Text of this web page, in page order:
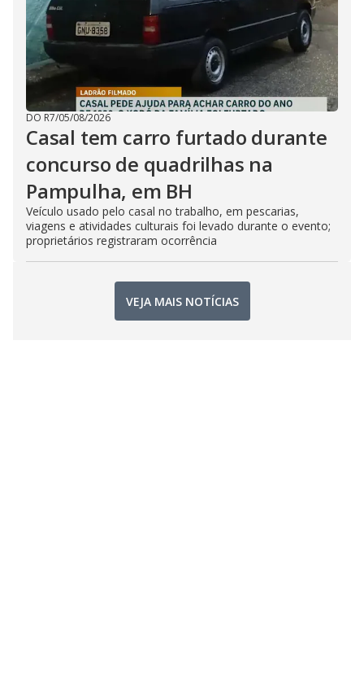
DO R7/05/08/2026
Casal tem carro furtado durante
concurso de quadrilhas na
Pampulha, em BH
Veículo usado pelo casal no trabalho, em pescarias,
viagens e atividades culturais foi levado durante o evento;
proprietários registraram ocorrência
VEJA MAIS NOTÍCIAS